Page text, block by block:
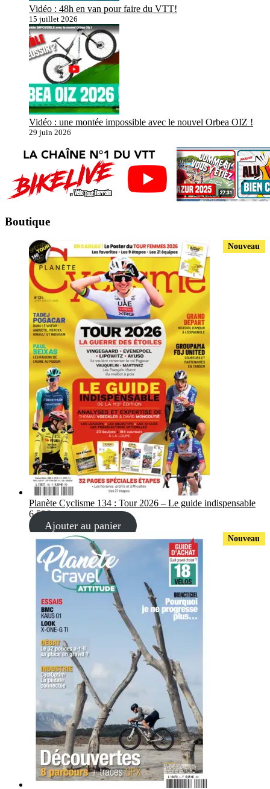
Vidéo : 48h en van pour faire du VTT!
15 juillet 2026
Vidéo : une montée impossible avec le nouvel Orbea OIZ !
29 juin 2026
Boutique
Nouveau
Planète Cyclisme 134 : Tour 2026 – Le guide indispensable
6,50€
Ajouter au panier
Nouveau